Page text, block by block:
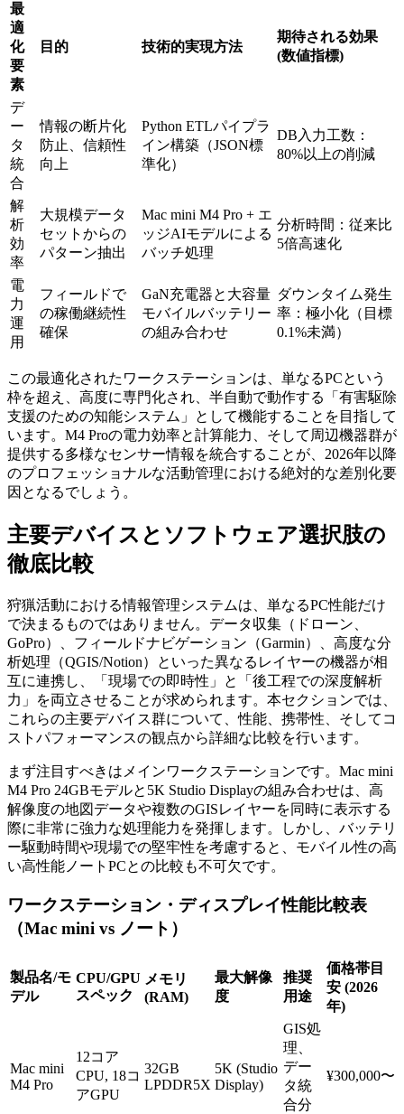
最
適
化
要
素
目的 技術的実現方法
期待される効果
(数値指標)
デ
ー
タ
統
合
情報の断片化
防止、信頼性
向上
Python ETLパイプラ
イン構築（JSON標
準化）
DB入力工数：
80%以上の削減
解
析
効
率
大規模データ
セットからの
パターン抽出
Mac mini M4 Pro + エ
ッジAIモデルによる
バッチ処理
分析時間：従来比
5倍高速化
電
力
運
用
フィールドで
の稼働継続性
確保
GaN充電器と大容量
モバイルバッテリー
の組み合わせ
ダウンタイム発生
率：極小化（目標
0.1%未満）
この最適化されたワークステーションは、単なるPCという
枠を超え、高度に専門化され、半自動で動作する「有害駆除
支援のための知能システム」として機能することを目指して
います。M4 Proの電力効率と計算能力、そして周辺機器群が
提供する多様なセンサー情報を統合することが、2026年以降
のプロフェッショナルな活動管理における絶対的な差別化要
因となるでしょう。
主要デバイスとソフトウェア選択肢の
徹底比較
狩猟活動における情報管理システムは、単なるPC性能だけ
で決まるものではありません。データ収集（ドローン、
GoPro）、フィールドナビゲーション（Garmin）、高度な分
析処理（QGIS/Notion）といった異なるレイヤーの機器が相
互に連携し、「現場での即時性」と「後工程での深度解析
力」を両立させることが求められます。本セクションでは、
これらの主要デバイス群について、性能、携帯性、そしてコ
ストパフォーマンスの観点から詳細な比較を行います。
まず注目すべきはメインワークステーションです。Mac mini
M4 Pro 24GBモデルと5K Studio Displayの組み合わせは、高
解像度の地図データや複数のGISレイヤーを同時に表示する
際に非常に強力な処理能力を発揮します。しかし、バッテリ
ー駆動時間や現場での堅牢性を考慮すると、モバイル性の高
い高性能ノートPCとの比較も不可欠です。
ワークステーション・ディスプレイ性能比較表
（Mac mini vs ノート）
製品名/モ
デル
CPU/GPU
スペック
メモリ
(RAM)
最大解像
度
推奨
用途
価格帯目
安 (2026
年)
Mac mini
M4 Pro
12コア
CPU, 18コ
アGPU
32GB
LPDDR5X
5K (Studio
Display)
GIS処
理、
デー
タ統
合分
¥300,000〜